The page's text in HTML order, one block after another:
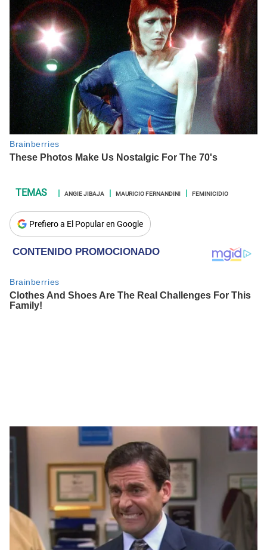
ANGIE JIBAJA MAURICIO FERNANDINI FEMINICIDIO
Prefiero a El Popular en Google